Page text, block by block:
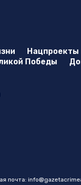
Нацпроекты
Победы
почта: